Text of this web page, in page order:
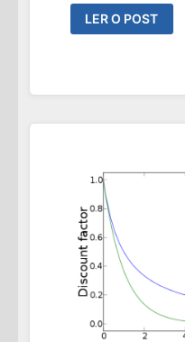
A
QUANTOS
PONTOS
E
EM
2100?
LER O POST